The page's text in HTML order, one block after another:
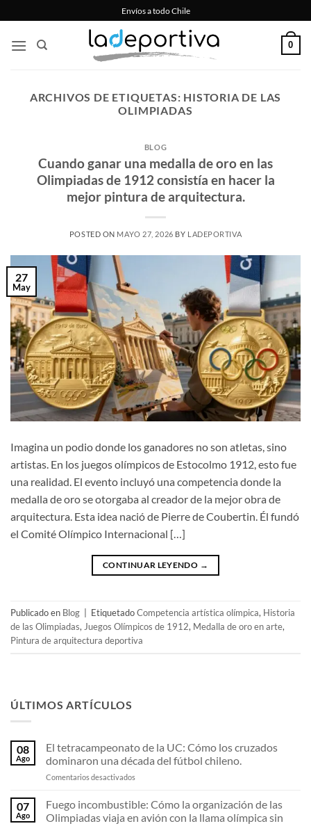
al
contenido
Envíos a todo Chile
0
ARCHIVOS DE ETIQUETAS: HISTORIA DE LAS
OLIMPIADAS
BLOG
Cuando ganar una medalla de oro en las
Olimpiadas de 1912 consistía en hacer la
mejor pintura de arquitectura.
POSTED ON MAYO 27, 2026 BY LADEPORTIVA
27
May
Imagina un podio donde los ganadores no son atletas, sino
artistas. En los juegos olímpicos de Estocolmo 1912, esto fue
una realidad. El evento incluyó una competencia donde la
medalla de oro se otorgaba al creador de la mejor obra de
arquitectura. Esta idea nació de Pierre de Coubertin. Él fundó
el Comité Olímpico Internacional […]
CONTINUAR LEYENDO →
Publicado en Blog EtiquetadoCompetencia artística olímpica, Historia
de las Olimpiadas, Juegos Olímpicos de 1912, Medalla de oro en arte,
Pintura de arquitectura deportiva
ÚLTIMOS ARTÍCULOS
08
Ago
El tetracampeonato de la UC: Cómo los cruzados
dominaron una década del fútbol chileno.
Comentarios desactivados
tetracampeonato
la
07
Ago
Fuego incombustible: Cómo la organización de las
Olimpiadas viaja en avión con la llama olímpica sin